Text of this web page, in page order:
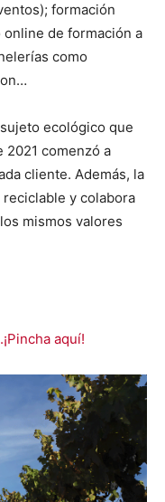
formación
de formación a
como
ecológico que
2021 comenzó a
cliente. Además, la
y colabora
mismos valores
aquí!